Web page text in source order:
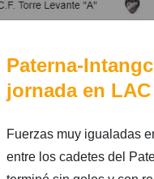
Paterna-
jornada en LAC
Fuerzas muy igualadas
entre los cadetes del